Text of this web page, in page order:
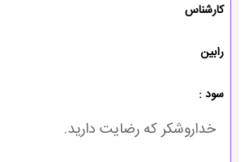
کارشناس
رابین
سود :
خداروشکر که رضایت دارید.